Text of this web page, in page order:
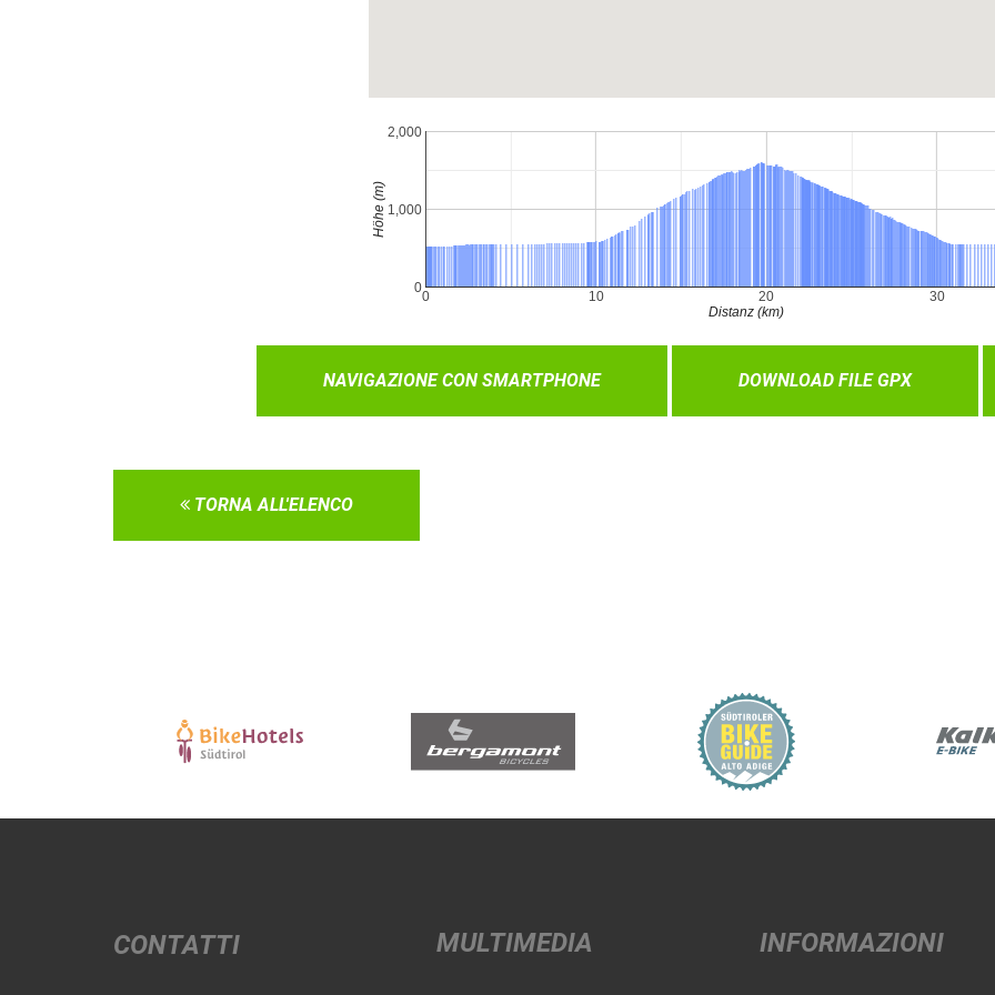
NAVIGAZIONE CON SMARTPHONE DOWNLOAD FILE GPX
TORNA ALL'ELENCO
CONTATTI MULTIMEDIA INFORMAZIONI